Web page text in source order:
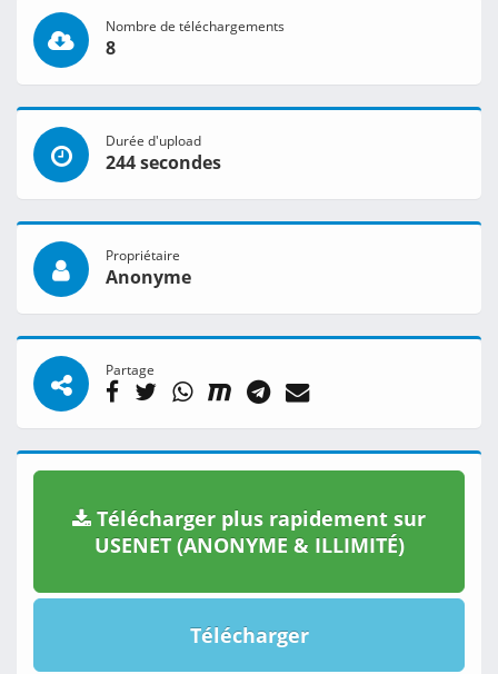
Nombre de téléchargements
8
Durée d'upload
244 secondes
Propriétaire
Anonyme
Partage
Télécharger plus rapidement sur
USENET (ANONYME & ILLIMITÉ)
Télécharger